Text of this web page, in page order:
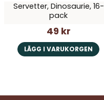
Servetter, Dinosaurie, 16-
pack
49 kr
LÄGG I VARUKORGEN